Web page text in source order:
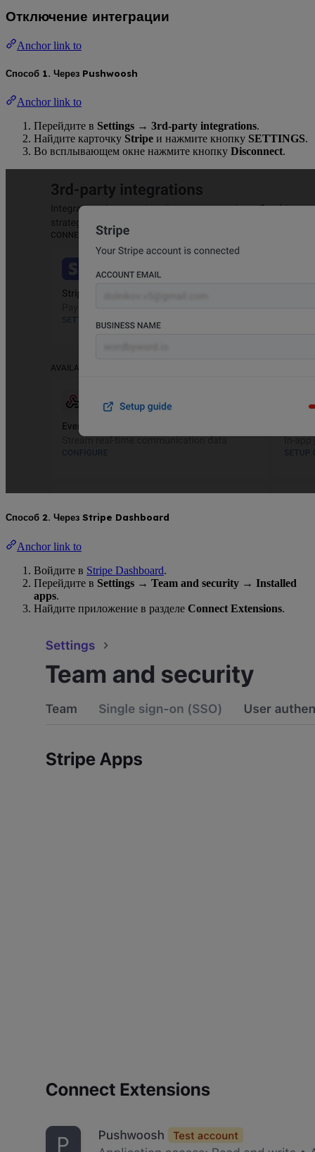
Отключение интеграции
Anchor link to
Способ 1. Через Pushwoosh
Anchor link to
Перейдите в Settings → 3rd-party integrations.
Найдите карточку Stripe и нажмите кнопку SETTINGS.
Во всплывающем окне нажмите кнопку Disconnect.
Способ 2. Через Stripe Dashboard
Anchor link to
Войдите в Stripe Dashboard.
Перейдите в Settings → Team and security → Installed
apps.
Найдите приложение в разделе Connect Extensions.